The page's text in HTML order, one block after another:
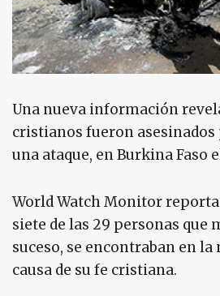
Una nueva información
cristianos fueron asesinados
una ataque, en Burkina Faso
World Watch Monitor reporta
siete de las 29 personas que
suceso, se encontraban en
causa de su fe cristiana.